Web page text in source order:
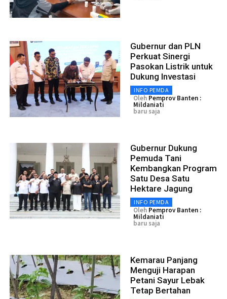
Gubernur dan PLN
Perkuat Sinergi
Pasokan Listrik untuk
Dukung Investasi
INFO PEMDA
Oleh Pemprov Banten :
Mildaniati
baru saja
Gubernur Dukung
Pemuda Tani
Kembangkan Program
Satu Desa Satu
Hektare Jagung
INFO PEMDA
Oleh Pemprov Banten :
Mildaniati
baru saja
Kemarau Panjang
Menguji Harapan
Petani Sayur Lebak
Tetap Bertahan